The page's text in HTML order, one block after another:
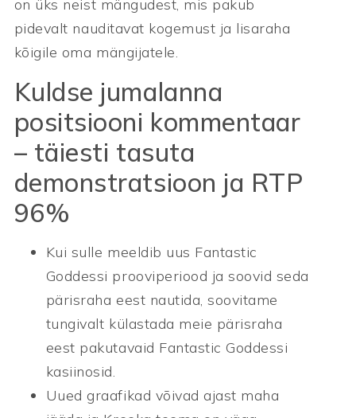
on üks neist mängudest, mis pakub
pidevalt nauditavat kogemust ja lisaraha
kõigile oma mängijatele.
Kuldse jumalanna
positsiooni kommentaar
– täiesti tasuta
demonstratsioon ja RTP
96%
Kui sulle meeldib uus Fantastic
Goddessi prooviperiood ja soovid seda
pärisraha eest nautida, soovitame
tungivalt külastada meie pärisraha
eest pakutavaid Fantastic Goddessi
kasiinosid.
Uued graafikad võivad ajast maha